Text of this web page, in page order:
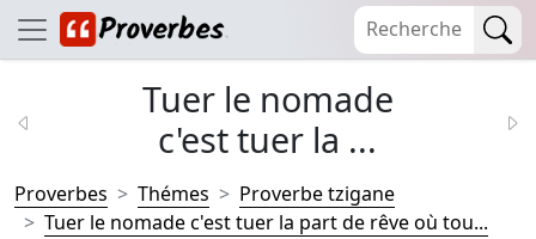
Tuer le nomade
c'est tuer la ...
Proverbes Thémes
Proverbe tzigane
Tuer le nomade c'est tuer la part de rêve où tou...